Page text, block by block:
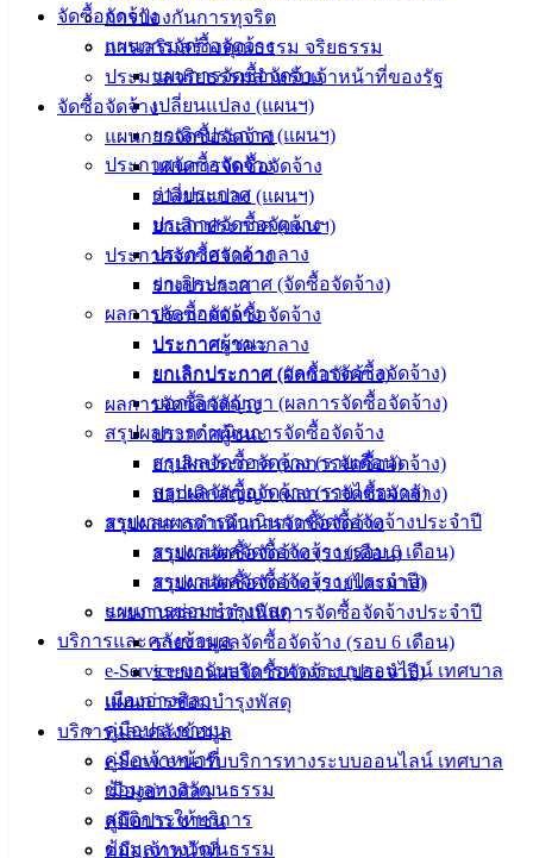
จัดซื้อจัดจ้าง
แผนการจัดซื้อจัดจ้าง
แผนการจัดซื้อจัดจ้าง
เปลี่ยนแปลง (แผนฯ)
ยกเลิกประกาศ (แผนฯ)
ประกาศจัดซื้อจัดจ้าง
ร่างประกาศ
ประกาศจัดซื้อจัดจ้าง
ประกาศราคากลาง
ยกเลิกประกาศ (จัดซื้อจัดจ้าง)
ผลการจัดซื้อจัดจ้าง
ประกาศผู้ชนะ
ยกเลิกประกาศ (ผลการจัดซื้อจัดจ้าง)
บอกเลิกสัญญา (ผลการจัดซื้อจัดจ้าง)
สรุปผลการดำเนินการจัดซื้อจัดจ้าง
สรุปผลจัดซื้อจัดจ้าง (รายเดือน)
สรุปผลจัดซื้อจัดจ้าง (รายไตรมาส)
รายงานผลการดำเนินการจัดซื้อจัดจ้างประจำปี
รายงานผลจัดซื้อจัดจ้าง (รอบ 6 เดือน)
รายงานผลจัดซื้อจัดจ้าง (ประจำปี)
แผนการซ่อมบำรุงพัสดุ
บริการและคลังข้อมูล
e-Service ขอรับบริการทางระบบออนไลน์ เทศบาล
เมืองอ่างศิลา
คู่มือประชาชน
คู่มือเจ้าหน้าที่
ข้อมูลทางวัฒนธรรม
สถิติการให้บริการ
ข้อมูลทางวัฒนธรรม
การป้องกันการทุจริต
การเสริมสร้างคุณธรรม จริยธรรม
ประมวลจริยธรรมสำหรับเจ้าหน้าที่ของรัฐ
จัดซื้อจัดจ้าง
แผนการจัดซื้อจัดจ้าง
แผนการจัดซื้อจัดจ้าง
เปลี่ยนแปลง (แผนฯ)
ยกเลิกประกาศ (แผนฯ)
ประกาศจัดซื้อจัดจ้าง
ร่างประกาศ
ประกาศจัดซื้อจัดจ้าง
ประกาศราคากลาง
ยกเลิกประกาศ (จัดซื้อจัดจ้าง)
ผลการจัดซื้อจัดจ้าง
ประกาศผู้ชนะ
ยกเลิกประกาศ (ผลการจัดซื้อจัดจ้าง)
บอกเลิกสัญญา (ผลการจัดซื้อจัดจ้าง)
สรุปผลการดำเนินการจัดซื้อจัดจ้าง
สรุปผลจัดซื้อจัดจ้าง (รายเดือน)
สรุปผลจัดซื้อจัดจ้าง (รายไตรมาส)
รายงานผลการดำเนินการจัดซื้อจัดจ้างประจำปี
รายงานผลจัดซื้อจัดจ้าง (รอบ 6 เดือน)
รายงานผลจัดซื้อจัดจ้าง (ประจำปี)
แผนการซ่อมบำรุงพัสดุ
บริการและคลังข้อมูล
e-Service ขอรับบริการทางระบบออนไลน์ เทศบาล
เมืองอ่างศิลา
คู่มือประชาชน
คู่มือเจ้าหน้าที่
คู่มือ
สำหรับ
ประชาชน/
คู่มือการ
ปฏิบัติ
งาน
ศุนย์
ข่าวสาร
อิเล็กทรอนิกส์
ความรู้
(Knowledge
Management)
สายตรง
นายก
ประวัติ
เทศบาล
ผู้บริหาร
และ
หัวหน้า
ส่วน
ราชการ